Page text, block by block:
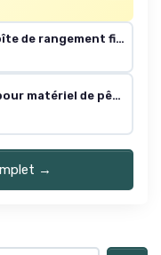
ProLatch 3700 StowAway Boîte de rangement fine en plastique avec séparateurs amovibles, plateau pour appâts mous, hameçons et autres équipements de pêche 3700 Fin
Boîte de rangement pour matériel de pêche à la carpe, hameçons longs, tressés mono
→